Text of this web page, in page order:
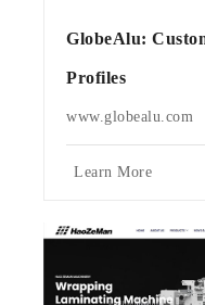
GlobeAlu:
Profiles
www.globealu.com
Learn More